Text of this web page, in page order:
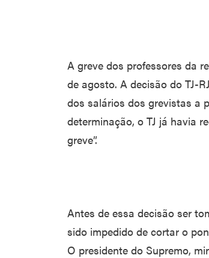
A greve dos professores da
de agosto. A decisão do TJ-
dos salários dos grevistas a
determinação, o TJ já havia
greve”.
Antes de essa decisão ser
sido impedido de cortar o
O presidente do Supremo,